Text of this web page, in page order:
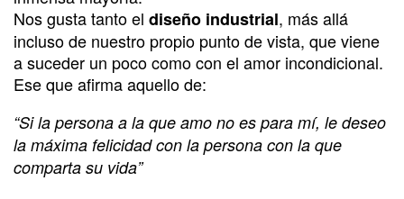
Nos gusta tanto el diseño industrial, más allá
incluso de nuestro propio punto de vista, que viene
a suceder un poco como con el amor incondicional.
Ese que afirma aquello de:
“Si la persona a la que amo no es para mí, le deseo
la máxima felicidad con la persona con la que
comparta su vida”